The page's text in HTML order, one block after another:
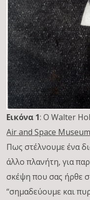
Εικόνα 1: Ο Walter
Air and Space
Πως στέλνουμε ένα
άλλο πλανήτη, για
σκέψη που σας ήρθε
“σημαδεύουμε και